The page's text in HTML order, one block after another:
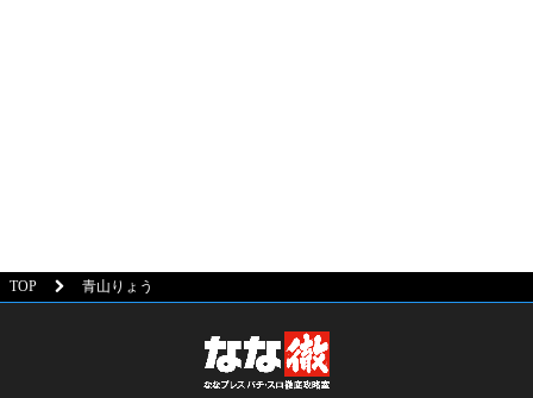
TOP 青山りょう